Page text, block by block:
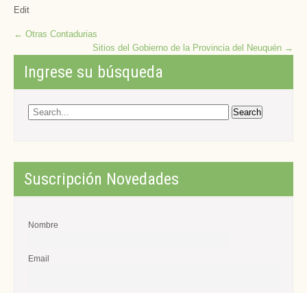
Edit
Post
navigation
← Otras Contadurias
Sitios del Gobierno de la Provincia del Neuquén →
Ingrese su búsqueda
Suscripción Novedades
Nombre
Email